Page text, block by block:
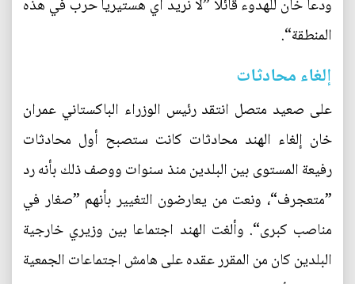
ودعا خان للهدوء قائلا ”لا نريد أي هستيريا حرب في هذه
المنطقة“.
إلغاء محادثات
على صعيد متصل انتقد رئيس الوزراء الباكستاني عمران
خان إلغاء الهند محادثات كانت ستصبح أول محادثات
رفيعة المستوى بين البلدين منذ سنوات ووصف ذلك بأنه رد
”متعجرف“، ونعت من يعارضون التغيير بأنهم ”صغار في
مناصب كبرى“. وألغت الهند اجتماعا بين وزيري خارجية
البلدين كان من المقرر عقده على هامش اجتماعات الجمعية